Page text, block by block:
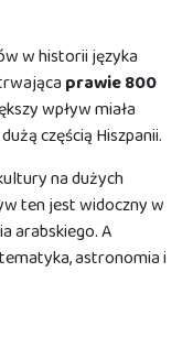
w historii języka
prawie 800
wpływ miała
częścią Hiszpanii.
na dużych
ten jest widoczny w
arabskiego. A
astronomia i